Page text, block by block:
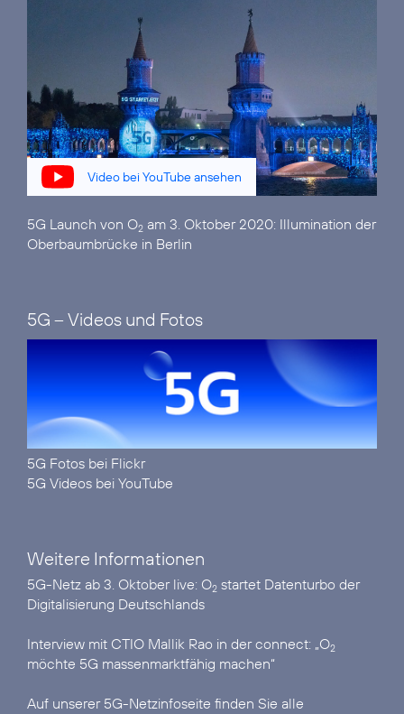
Video bei YouTube ansehen
5G Launch von O2 am 3. Oktober 2020: Illumination der
Oberbaumbrücke in Berlin
5G – Videos und Fotos
5G Fotos bei Flickr
5G Videos bei YouTube
Weitere Informationen
5G-Netz ab 3. Oktober live: O2 startet Datenturbo der
Digitalisierung Deutschlands
Interview mit CTIO Mallik Rao in der connect: „O2
möchte 5G massenmarktfähig machen“
Auf unserer 5G-Netzinfoseite finden Sie alle